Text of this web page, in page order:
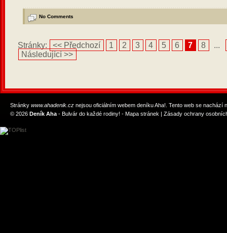
No Comments
Stránky: << Předchozí 1 2 3 4 5 6 7 8
...
Následující >>
Stránky www.ahadenik.cz nejsou oficiálním webem deníku Aha!. Tento web se nachází
© 2026 Deník Aha - Bulvár do každé rodiny! - Mapa stránek Zásady ochrany